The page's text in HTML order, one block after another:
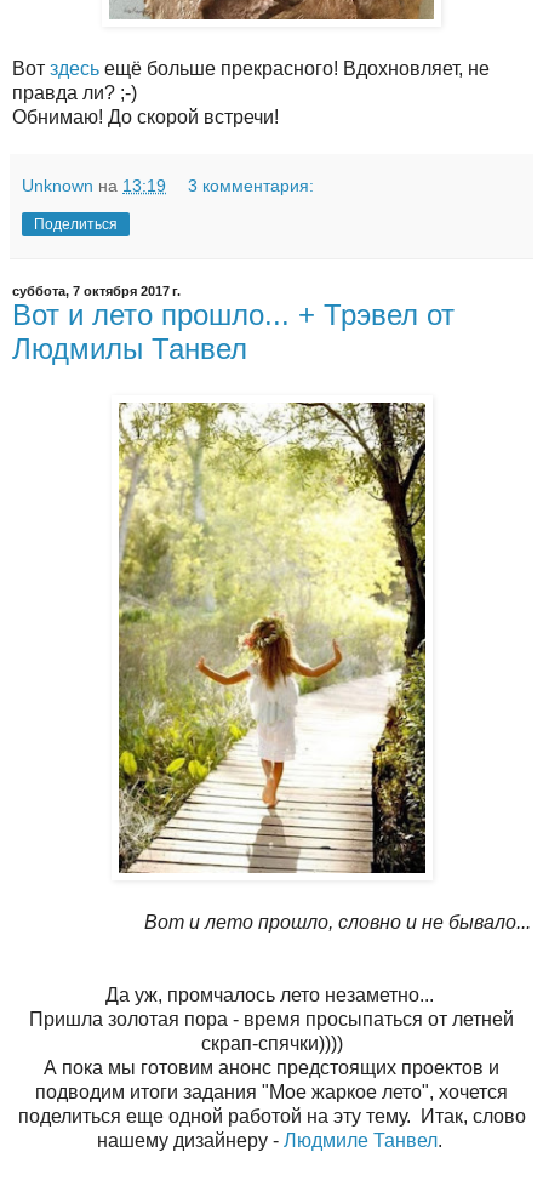
Вот здесь ещё больше прекрасного! Вдохновляет, не
правда ли? ;-)
Обнимаю! До скорой встречи!
Unknown на 13:19 3 комментария:
Поделиться
суббота, 7 октября 2017 г.
Вот и лето прошло... + Трэвел от
Людмилы Танвел
Вот и лето прошло, словно и не бывало...
Да уж, промчалось лето незаметно...
Пришла золотая пора - время просыпаться от летней
скрап-спячки))))
А пока мы готовим анонс предстоящих проектов и
подводим итоги задания "Мое жаркое лето", хочется
поделиться еще одной работой на эту тему. Итак, слово
нашему дизайнеру - Людмиле Танвел.